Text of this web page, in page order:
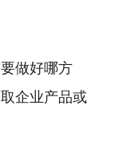
做好哪方
企业产品或